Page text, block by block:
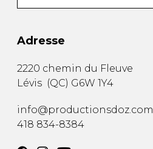
Adresse
2220 chemin du Fleuve
Lévis (QC) G6W 1Y4
info@productionsdoz.com
418 834-8384